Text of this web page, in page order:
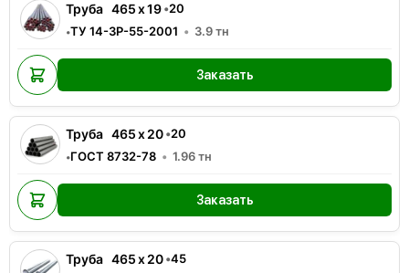
Труба 465x19•20
•ТУ 14-3Р-55-2001 3.9тн
Заказать
Труба 465x20•20
•ГОСТ 8732-78 1.96тн
Заказать
Труба 465x20•45